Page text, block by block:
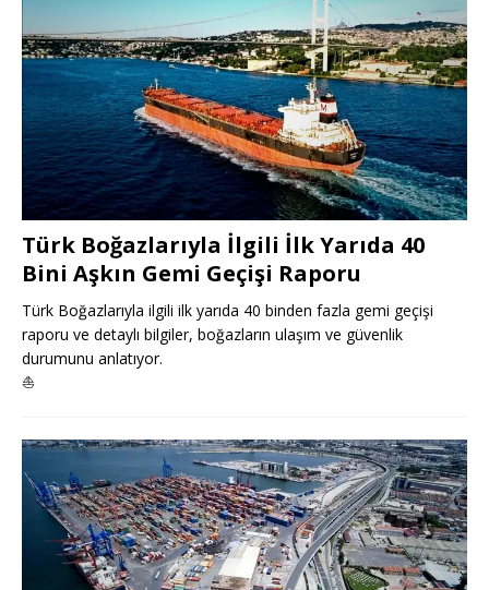
Türk Boğazlarıyla İlgili İlk Yarıda 40
Bini Aşkın Gemi Geçişi Raporu
Türk Boğazlarıyla ilgili ilk yarıda 40 binden fazla gemi geçişi
raporu ve detaylı bilgiler, boğazların ulaşım ve güvenlik
durumunu anlatıyor.
⛵